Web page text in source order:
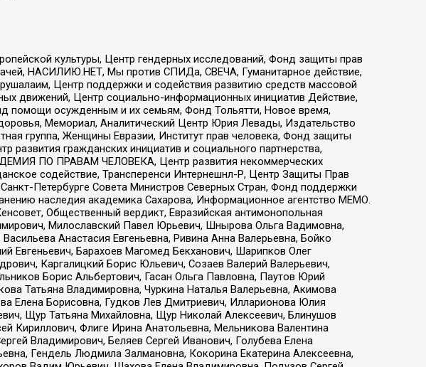
культуры, Центр гендерных исследований, Фонд защиты прав
НАСИЛИЮ.НЕТ, Мы против СПИДа, СВЕЧА, Гуманитарное действие,
Центр поддержки и содействия развитию средств массовой
движений, Центр социально-информационных инициатив Действие,
помощи осужденным и их семьям, Фонд Тольятти, Новое время,
Мемориал, Аналитический Центр Юрия Левады, Издательство
группа, Женщины Евразии, Институт прав человека, Фонд защиты
развития гражданских инициатив и социального партнерства,
ПО ПРАВАМ ЧЕЛОВЕКА, Центр развития некоммерческих
содействие, Трансперенси Интернешнл-Р, Центр Защиты Прав
Петербурге Совета Министров Северных Стран, Фонд поддержки
наследия академика Сахарова, Информационное агентство МЕМО.
Общественный вердикт, Евразийская антимонопольная
Милославский Павел Юрьевич, Шнырова Ольга Вадимовна,
Анастасия Евгеньевна, Ривина Анна Валерьевна, Бойко
Евгеньевич, Барахоев Магомед Бекханович, Шарипков Олег
Каргалицкий Борис Юльевич, Созаев Валерий Валерьевич,
Борис Альбертович, Гасан Ольга Павловна, Паутов Юрий
Татьяна Владимировна, Чуркина Наталья Валерьевна, Акимова
Елена Борисовна, Гудков Лев Дмитриевич, Илларионова Юлия
Щур Татьяна Михайловна, Щур Николай Алексеевич, Блинушов
Кириллович, Флиге Ирина Анатольевна, Мельникова Валентина
Владимирович, Беляев Сергей Иванович, Голубева Елена
Гендель Людмила Залмановна, Кокорина Екатерина Алексеевна,